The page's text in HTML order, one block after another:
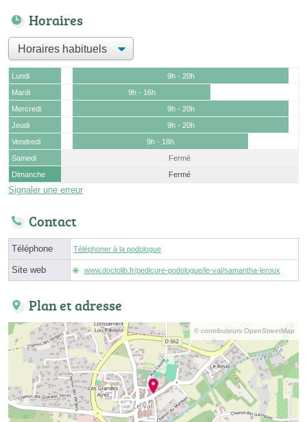
Horaires
Lundi
9h - 20h
Mardi
9h - 16h
Mercredi
9h - 20h
Jeudi
9h - 20h
Vendredi
9h - 18h
Samedi
Fermé
Dimanche
Fermé
Signaler une erreur
Contact
Téléphone Téléphoner à la podologue
Site web www.doctolib.fr/pedicure-podologue/le-val/samantha-leroux
Plan et adresse
© contributeurs OpenStreetMap